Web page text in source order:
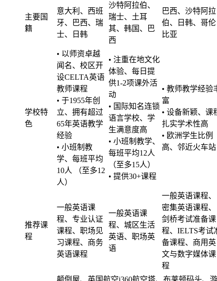
主要国
籍
意大利、西班
牙、巴西、瑞
士、日韩
沙特阿拉伯、
瑞士、土耳
其、韩国、巴
西
巴西、沙特阿拉
伯、日韩、哥伦
比亚
学校特
色
• 以师资卓越
闻名、校区开
设CELTA英语
教师课程
• 于1955年创
立、拥有超过
65年英语教学
经验
• 小班制教
学、每班平均
10人 （至多12
人）
• 注重在地文化
体验、每日提
供1-2项课外活
动
• 国际知名连锁
语言学校、学
生满意度高
• 小班制教学、
每班平均12人
（至多15人）
• 提供30+课程
• 教师教学经验
富
• 设备新颖、课
扎实学术性高
• 欧洲学生比例
高、邻近火车站
推荐课
程
一般英语课
程、专业认证
课程、职场见
习课程、商务
英语课程
一般英语课
程、城区生活
英语、职场英
语
一般英语课程、
密集英语课程、
剑桥考试准备课
程、IELTS考试
备课程、商用英
文与数字媒体课
程
颠倒屋、英国航空i360航空塔、布莱顿码头、游